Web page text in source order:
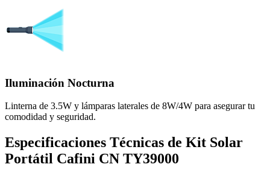
Iluminación Nocturna
Linterna de 3.5W y lámparas laterales de 8W/4W para asegurar tu
comodidad y seguridad.
Especificaciones Técnicas de Kit Solar
Portátil Cafini CN TY39000